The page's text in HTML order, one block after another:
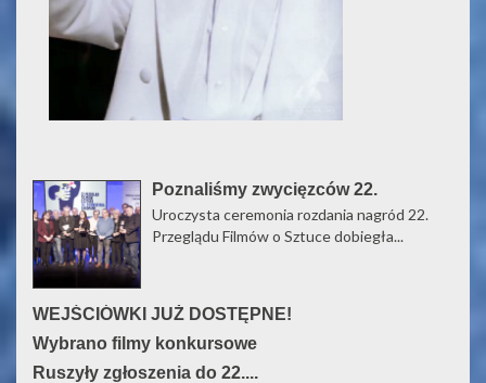
Poznaliśmy zwycięzców 22.
Przeglądu...
Uroczysta ceremonia rozdania nagród 22.
Przeglądu Filmów o Sztuce dobiegła...
WEJŚCIÓWKI JUŻ DOSTĘPNE!
Wybrano filmy konkursowe
Ruszyły zgłoszenia do 22....